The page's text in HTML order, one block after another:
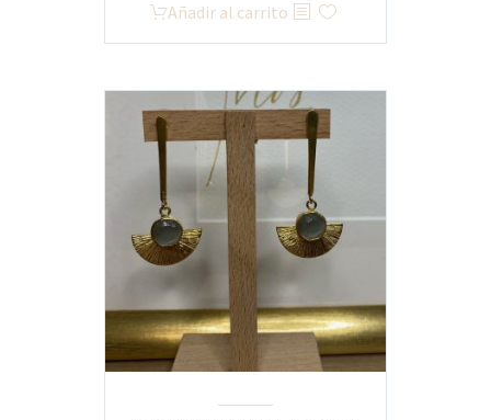
Añadir al carrito